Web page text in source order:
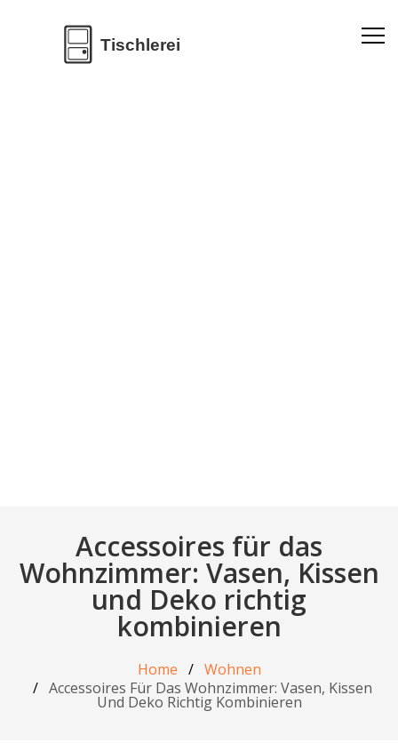
Accessoires für das
Wohnzimmer: Vasen, Kissen
und Deko richtig
kombinieren
Home
Wohnen
Accessoires Für Das Wohnzimmer: Vasen, Kissen
Und Deko Richtig Kombinieren